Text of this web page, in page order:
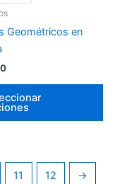
Geométricos en
11 12 →